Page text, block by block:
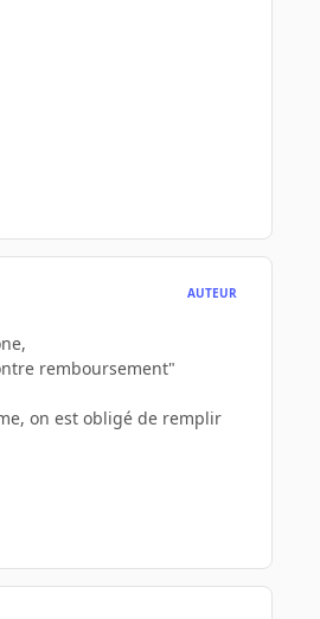
AUTEUR
remboursement"
on est obligé de remplir